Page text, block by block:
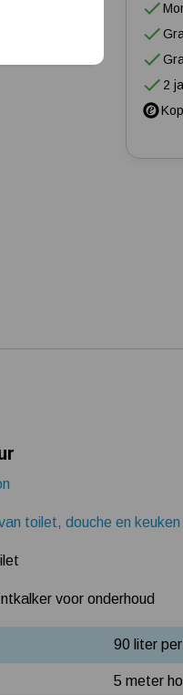
Meest gelezen blogs
Installatie en eerste
Mijn hydrofoorpomp
2
toilet, douche en keuken
voor onderhoud
90 liter
5 meter